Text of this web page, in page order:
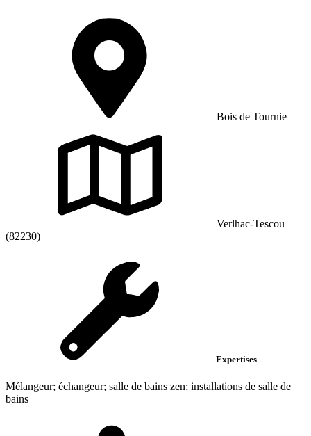
Bois de Tournie
Verlhac-Tescou
(82230)
Expertises
Mélangeur; échangeur; salle de bains zen; installations de salle de
bains